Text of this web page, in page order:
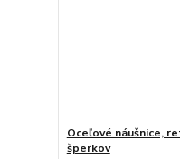
Oceľové náušnice,
šperkov